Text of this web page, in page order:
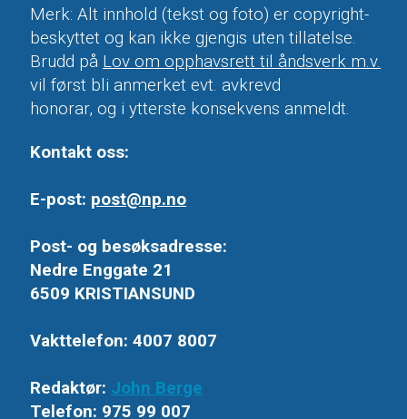
Merk: Alt innhold (tekst og foto) er copyright-
beskyttet og kan ikke gjengis uten tillatelse.
Brudd på Lov om opphavsrett til åndsverk m.v.
vil først bli anmerket evt. avkrevd
honorar, og i ytterste konsekvens anmeldt.
Kontakt oss:
E-post: post@np.no
Post- og besøksadresse:
Nedre Enggate 21
6509 KRISTIANSUND
Vakttelefon: 4007 8007
Redaktør: John Berge
Telefon: 975 99 007